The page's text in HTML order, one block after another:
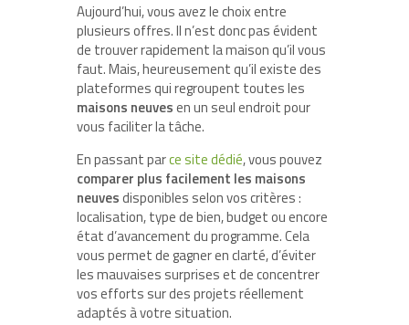
Aujourd’hui, vous avez le choix entre
plusieurs offres. Il n’est donc pas évident
de trouver rapidement la maison qu’il vous
faut. Mais, heureusement qu’il existe des
plateformes qui regroupent toutes les
maisons neuvesen un seul endroit pour
vous faciliter la tâche.
En passant parce site dédié, vous pouvez
comparer plus facilement les maisons
neuvesdisponibles selon vos critères :
localisation, type de bien, budget ou encore
état d’avancement du programme. Cela
vous permet de gagner en clarté, d’éviter
les mauvaises surprises et de concentrer
vos efforts sur des projets réellement
adaptés à votre situation.